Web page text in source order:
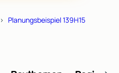
› Planungsbeispiel 139H15